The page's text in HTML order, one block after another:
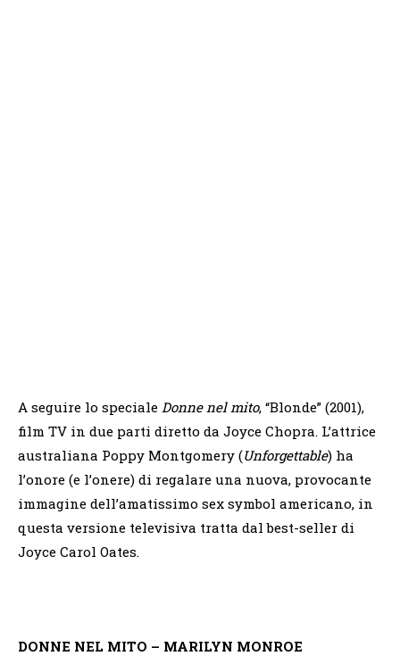
A seguire lo speciale Donne nel mito, “Blonde” (2001),
film TV in due parti diretto da Joyce Chopra. L’attrice
australiana Poppy Montgomery (Unforgettable) ha
l’onore (e l’onere) di regalare una nuova, provocante
immagine dell’amatissimo sex symbol americano, in
questa versione televisiva tratta dal best-seller di
Joyce Carol Oates.
DONNE NEL MITO – MARILYN MONROE